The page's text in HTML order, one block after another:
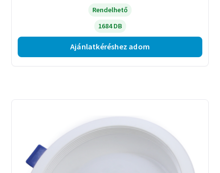
Rendelhető
1684 DB
Ajánlatkéréshez adom